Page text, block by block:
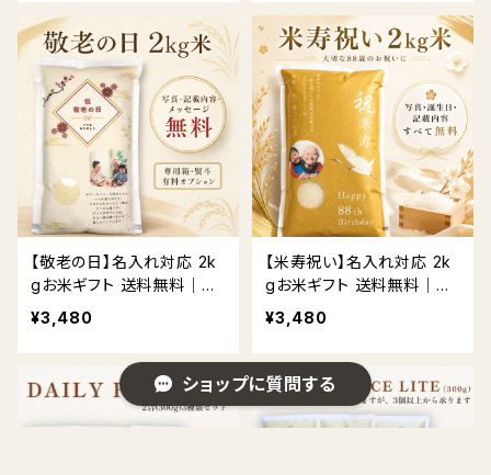
【敬老の日】名入れ対応 2k
gお米ギフト 送料無料｜贈
答用BOX・熨斗対応
¥3,480
【米寿祝い】名入れ対応 2k
gお米ギフト 送料無料｜贈
答用BOX・熨斗対応
¥3,480
ショップに質問する